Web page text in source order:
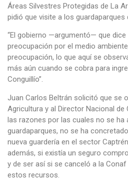
Áreas Silvestres Protegidas de La
pidió que visite a los guardaparques
“El gobierno —argumentó— que
preocupación por el medio
preocupación, lo que aquí se
más aún cuando se cobra para
Conguillío”.
Juan Carlos Beltrán solicitó que se
Agricultura y al Director Nacional
las razones por las cuales no se ha
guardaparques, no se ha
nueva guardería en el sector
además, si existía un seguro
y de ser así si se canceló a la
estos recursos.